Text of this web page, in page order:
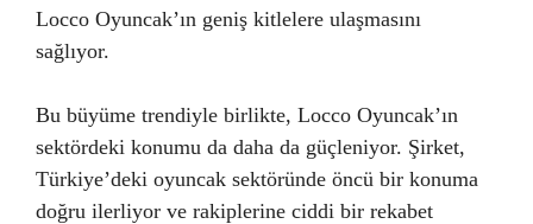
Locco Oyuncak’ın geniş kitlelere ulaşmasını
sağlıyor.
Bu büyüme trendiyle birlikte, Locco Oyuncak’ın
sektördeki konumu da daha da güçleniyor. Şirket,
Türkiye’deki oyuncak sektöründe öncü bir konuma
doğru ilerliyor ve rakiplerine ciddi bir rekabet